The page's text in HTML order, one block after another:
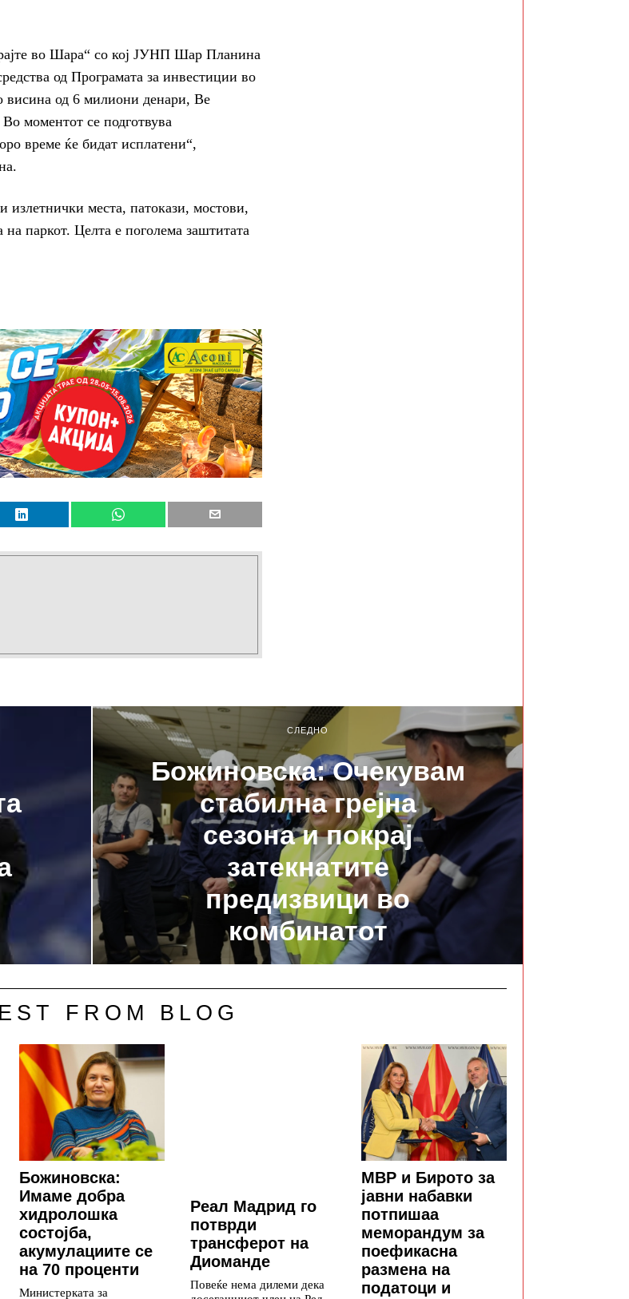
во Шара“ со кој ЈУНП Шар Планина
од Програмата за инвестиции во
од 6 милиони денари, Ве
моментот се подготвува
време ќе бидат исплатени“,
места, патокази, мостови,
на паркот. Целта е поголема заштитата
СЛЕДНО
Божиновска: Очекувам
стабилна грејна
сезона и покрај
затекнатите
предизвици во
комбинатот
FROM BLOG
Божиновска:
Имаме добра
хидролошка
состојба,
акумулациите се
на 70 проценти
Министерката за
Реал Мадрид го
потврди
трансферот на
Диоманде
Повеќе нема дилеми дека
МВР и Бирото за
јавни набавки
потпишаа
меморандум за
поефикасна
размена на
податоци и